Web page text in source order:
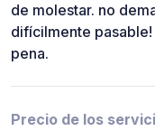
de molestar. no
difícilmente
pena.
Precio de los